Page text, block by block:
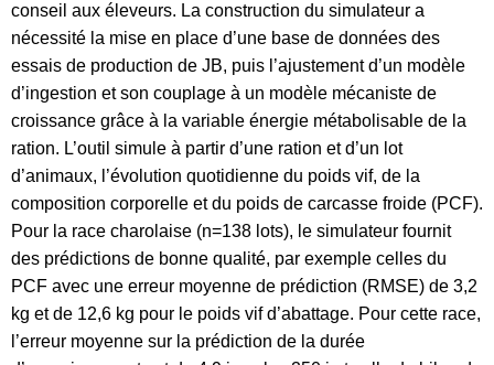
conseil aux éleveurs. La construction du simulateur a
nécessité la mise en place d’une base de données des
essais de production de JB, puis l’ajustement d’un modèle
d’ingestion et son couplage à un modèle mécaniste de
croissance grâce à la variable énergie métabolisable de la
ration. L’outil simule à partir d’une ration et d’un lot
d’animaux, l’évolution quotidienne du poids vif, de la
composition corporelle et du poids de carcasse froide (PCF).
Pour la race charolaise (n=138 lots), le simulateur fournit
des prédictions de bonne qualité, par exemple celles du
PCF avec une erreur moyenne de prédiction (RMSE) de 3,2
kg et de 12,6 kg pour le poids vif d’abattage. Pour cette race,
l’erreur moyenne sur la prédiction de la durée